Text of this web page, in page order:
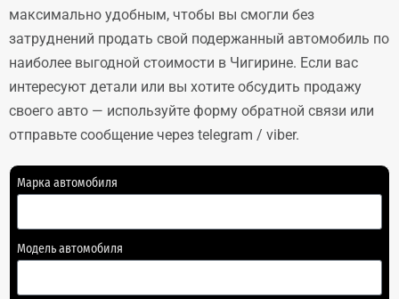
максимально удобным, чтобы вы смогли без
затруднений продать свой подержанный автомобиль по
наиболее выгодной стоимости в Чигирине. Если вас
интересуют детали или вы хотите обсудить продажу
своего авто — используйте форму обратной связи или
отправьте сообщение через telegram / viber.
Марка автомобиля
Модель автомобиля